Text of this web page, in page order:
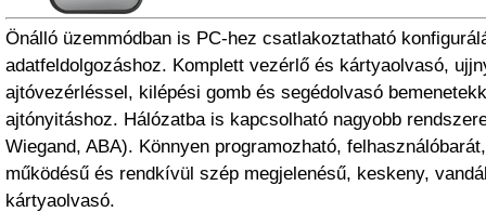
Önálló üzemmódban is PC-hez csatlakoztatható
adatfeldolgozáshoz. Komplett vezérlő és kártyaolvasó,
ajtóvezérléssel, kilépési gomb és segédolvasó
ajtónyitáshoz. Hálózatba is kapcsolható nagyobb
Wiegand, ABA). Könnyen programozható,
működésű és rendkívül szép megjelenésű, keskeny,
kártyaolvasó.